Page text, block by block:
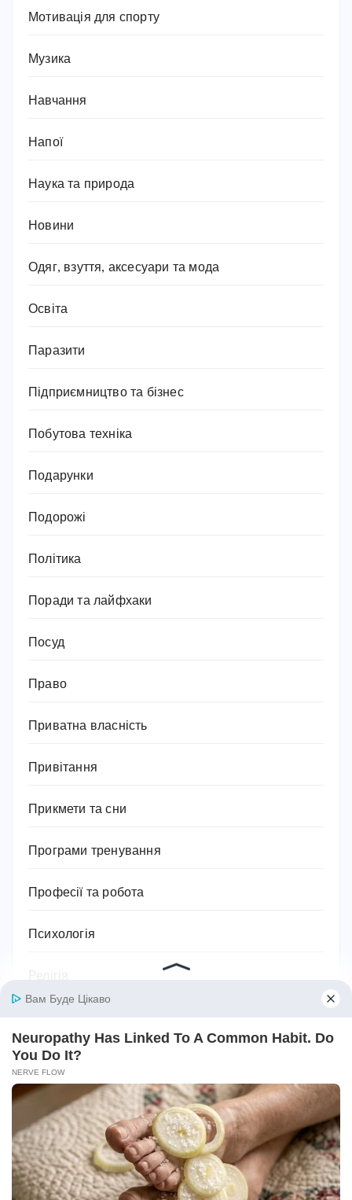
Мотивація для спорту
Музика
Навчання
Напої
Наука та природа
Новини
Одяг, взуття, аксесуари та мода
Освіта
Паразити
Підприємництво та бізнес
Побутова техніка
Подарунки
Подорожі
Політика
Поради та лайфхаки
Посуд
Право
Приватна власність
Привітання
Прикмети та сни
Програми тренування
Професії та робота
Психологія
Садівництво та рослини
Сантехніка
Своїми руками
Секс